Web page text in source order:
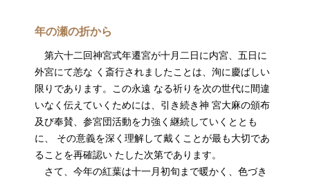
年の瀬の折から
第六十二回神宮式年遷宮が十月二日に内宮、五日に
外宮にて恙な く斎行されましたことは、洵に慶ばしい
限りであります。この永遠 なる祈りを次の世代に間違
いなく伝えていくためには、引き続き神 宮大麻の頒布
及び奉賛、参宮団活動を力強く継続していくととも
に、 その意義を深く理解して戴くことが最も大切であ
ることを再確認い たした次第であります。
さて、今年の紅葉は十一月初旬まで暖かく、色づき